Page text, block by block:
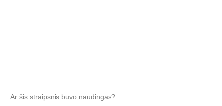
Ar šis straipsnis buvo naudingas?